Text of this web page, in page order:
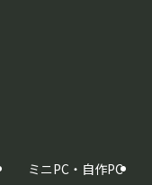
ミニPC・自作PC